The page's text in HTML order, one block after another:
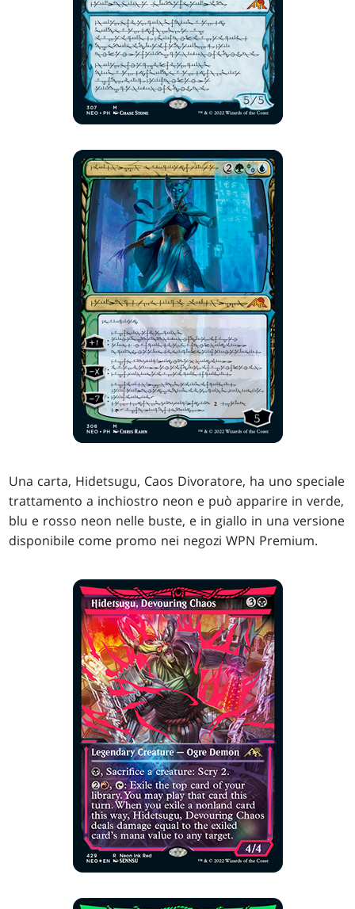
Una carta, Hidetsugu, Caos Divoratore, ha uno speciale
trattamento a inchiostro neon e può apparire in verde,
blu e rosso neon nelle buste, e in giallo in una versione
disponibile come promo nei negozi WPN Premium.